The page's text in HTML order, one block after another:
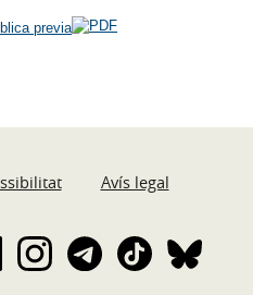
previa
Avís legal